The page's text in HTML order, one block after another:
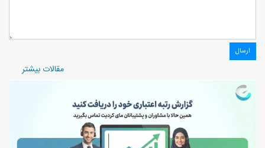
مقالات بیشتر